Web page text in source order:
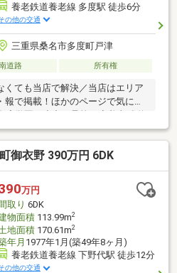
養老鉄道養老線 多度駅 徒歩6分
の他の交通
三重県桑名市多度町戸津
道路 所有権
くても当店で解決／当店はエリア
で掲載！ほかのページで気にな
路＆2面採光で明るい住空間◆ほ
量の少ない前面道路※写真をク
けます。＝＝＝＝＝＝＝＝＝＝
案内可能です♪》地域密着店の私達
宅ローンプランなど丁寧にご案内
＝＝＝＝＝＝＝＝＝
御衣野 390万円 6DK
万円
取り 6DK
物面積113.99m2
地面積170.61m2
年月 1977年1月(築49年8ヶ月)
養老鉄道養老線 下野代駅 徒歩12分
の他の交通